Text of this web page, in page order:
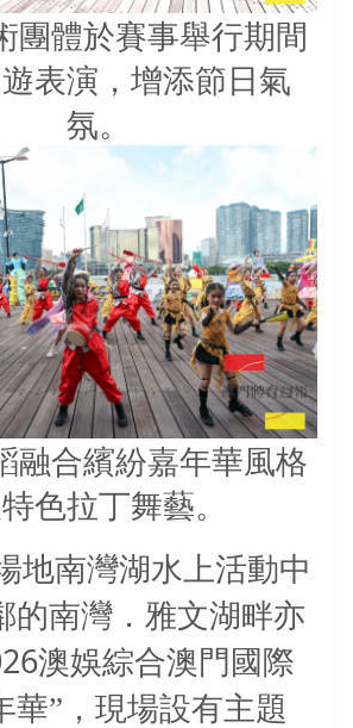
團體於賽事舉行期間
表演，增添節日氣
氛。
融合繽紛嘉年華風格
色拉丁舞藝。
地南灣湖水上活動中
的南灣．雅文湖畔亦
澳娛綜合澳門國際
華”，現場設有主題